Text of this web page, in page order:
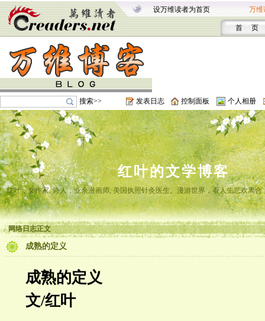
设万维读者为首页 万维
首 页
搜索>> 发表日志 控制面板 个人相册
红叶的文学博客
红叶，女作家, 诗人，业余漫画师, 美国执照针灸医生。漫游世界，看人生悲欢离
网络日志正文
成熟的定义
成熟的定义
文/红叶